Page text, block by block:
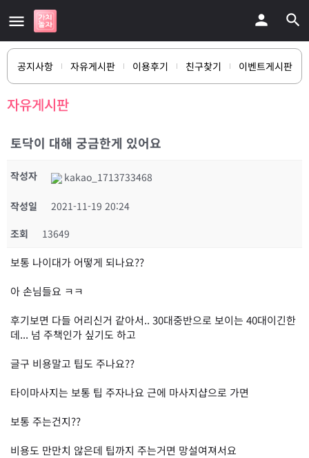
공지사항 자유게시판 이용후기 친구찾기 이벤트게시판
자유게시판
토닥이 대해 궁금한게 있어요
작성자 kakao_1713733468
작성일
2021-11-19 20:24
조회
13649
보통 나이대가 어떻게 되나요??
아 손님들요 ㅋㅋ
후기보면 다들 어리신거 같아서.. 30대중반으로 보이는 40대이긴한
데... 넘 주책인가 싶기도 하고
글구 비용말고 팁도 주나요??
타이마사지는 보통 팁 주자나요 근에 마사지샵으로 가면
보통 주는건지??
비용도 만만치 않은데 팁까지 주는거면 망설여져서요